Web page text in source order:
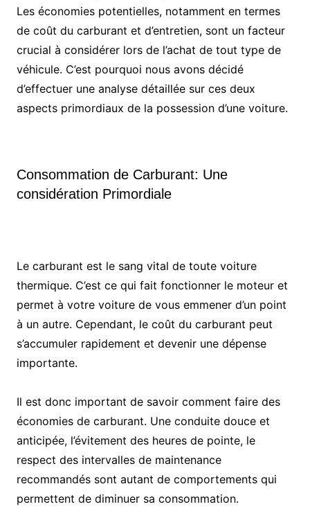
Les économies potentielles, notamment en termes
de coût du carburant et d’entretien, sont un facteur
crucial à considérer lors de l’achat de tout type de
véhicule. C’est pourquoi nous avons décidé
d’effectuer une analyse détaillée sur ces deux
aspects primordiaux de la possession d’une voiture.
Consommation de Carburant: Une
considération Primordiale
Le carburant est le sang vital de toute voiture
thermique. C’est ce qui fait fonctionner le moteur et
permet à votre voiture de vous emmener d’un point
à un autre. Cependant, le coût du carburant peut
s’accumuler rapidement et devenir une dépense
importante.
Il est donc important de savoir comment faire des
économies de carburant. Une conduite douce et
anticipée, l’évitement des heures de pointe, le
respect des intervalles de maintenance
recommandés sont autant de comportements qui
permettent de diminuer sa consommation.